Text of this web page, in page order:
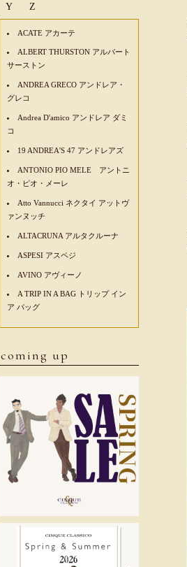
Y
Z
ACATE アカーテ
ALBERT THURSTON アルバート
サーストン
ANDREA GRECO アンドレア・
グレコ
Andrea D'amico アンドレア ダミ
コ
19 ANDREA'S 47 アンドレアズ
ANTONIO PIO MELE アントニ
オ・ピオ・メーレ
Atto Vannucci ネクタイ アットヴ
ァンヌッチ
ALTACRUNA アルタクルーナ
ASPESI アスペジ
AVINO アヴィーノ
A TRIP IN A BAG トリップ イン
ア バッグ
coming up